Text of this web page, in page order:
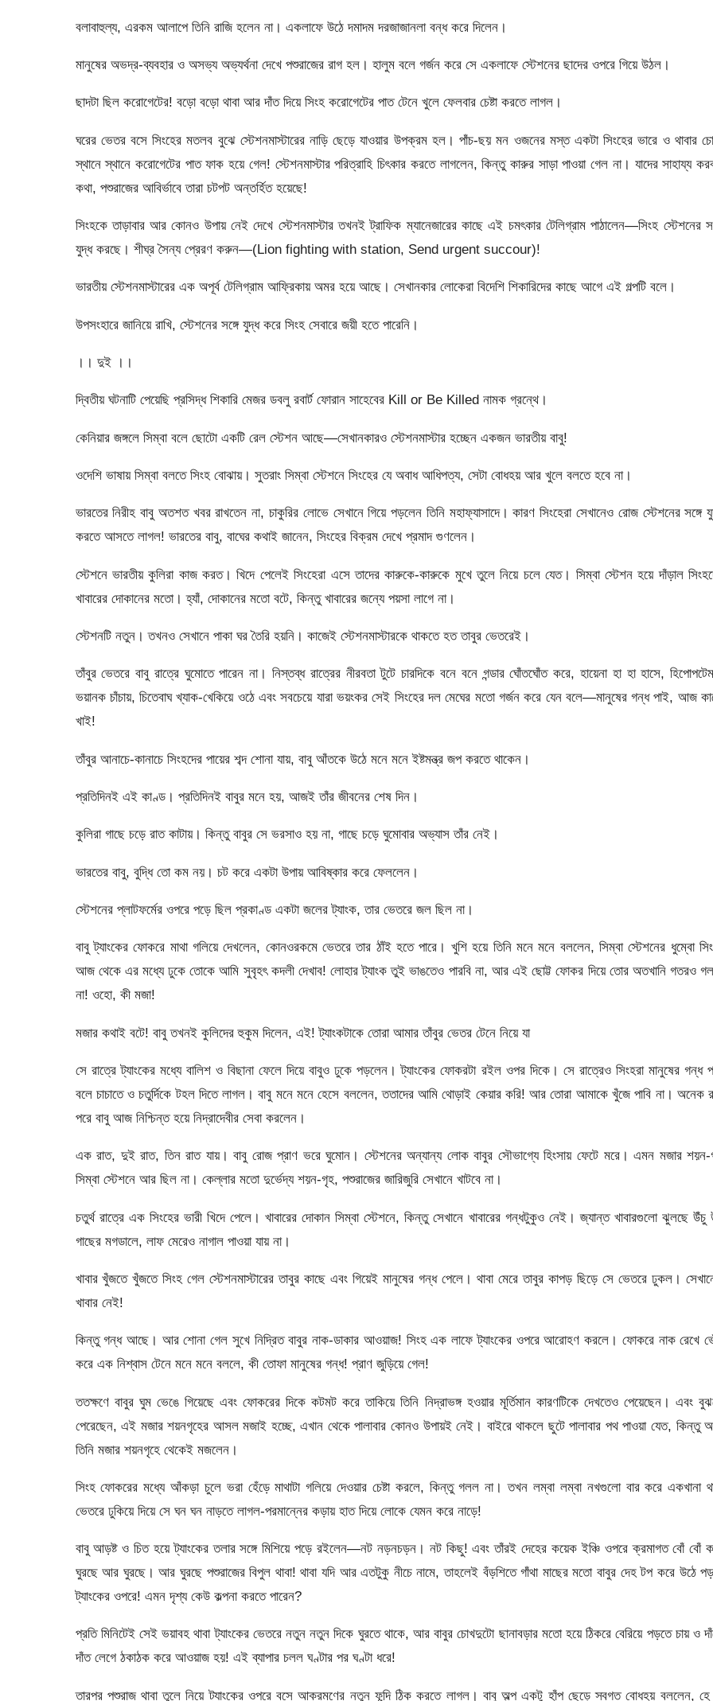
বলাবাহুল্য, এরকম আলাপে তিনি রাজি হলেন না। একলাফে উঠে দমাদম দরজাজানলা বন্ধ করে দিলেন।
মানুষের অভদ্র-ব্যবহার ও অসভ্য অভ্যর্থনা দেখে পশুরাজের রাগ হল। হালুম বলে গর্জন করে সে একলাফে স্টেশনের ছাদের ওপরে গিয়ে উঠল।
ছাদটা ছিল করোগেটের! বড়ো বড়ো থাবা আর দাঁত দিয়ে সিংহ করোগেটের পাত টেনে খুলে ফেলবার চেষ্টা করতে লাগল।
ঘরের ভেতর বসে সিংহের মতলব বুঝে স্টেশনমাস্টারের নাড়ি ছেড়ে যাওয়ার উপক্রম হল। পাঁচ-ছয় মন ওজনের মস্ত একটা সিংহের ভারে ও থাবার
স্থানে স্থানে করোগেটের পাত ফাক হয়ে গেল! স্টেশনমাস্টার পরিত্রাহি চিৎকার করতে লাগলেন, কিন্তু কারুর সাড়া পাওয়া গেল না। যাদের সাহায্য
কথা, পশুরাজের আবির্ভাবে তারা চটপট অন্তর্হিত হয়েছে!
সিংহকে তাড়াবার আর কোনও উপায় নেই দেখে স্টেশনমাস্টার তখনই ট্রাফিক ম্যানেজারের কাছে এই চমৎকার টেলিগ্রাম পাঠালেন—সিংহ স্টেশনের
যুদ্ধ করছে। শীঘ্র সৈন্য প্রেরণ করুন—(Lion fighting with station, Send urgent succour)!
ভারতীয় স্টেশনমাস্টারের এক অপূর্ব টেলিগ্রাম আফ্রিকায় অমর হয়ে আছে। সেখানকার লোকেরা বিদেশি শিকারিদের কাছে আগে এই গল্পটি বলে।
উপসংহারে জানিয়ে রাখি, স্টেশনের সঙ্গে যুদ্ধ করে সিংহ সেবারে জয়ী হতে পারেনি।
।। দুই ।।
দ্বিতীয় ঘটনাটি পেয়েছি প্রসিদ্ধ শিকারি মেজর ডবলু রবার্ট ফোরান সাহেবের Kill or Be Killed নামক গ্রন্থে।
কেনিয়ার জঙ্গলে সিম্বা বলে ছোটো একটি রেল স্টেশন আছে—সেখানকারও স্টেশনমাস্টার হচ্ছেন একজন ভারতীয় বাবু!
ওদেশি ভাষায় সিম্বা বলতে সিংহ বোঝায়। সুতরাং সিম্বা স্টেশনে সিংহের যে অবাধ আধিপত্য, সেটা বোধহয় আর খুলে বলতে হবে না।
ভারতের নিরীহ বাবু অতশত খবর রাখতেন না, চাকুরির লোভে সেখানে গিয়ে পড়লেন তিনি মহাফ্যাসাদে। কারণ সিংহেরা সেখানেও রোজ স্টেশনের সঙ্গে
করতে আসতে লাগল! ভারতের বাবু, বাঘের কথাই জানেন, সিংহের বিক্রম দেখে প্রমাদ গুণলেন।
স্টেশনে ভারতীয় কুলিরা কাজ করত। খিদে পেলেই সিংহেরা এসে তাদের কারুকে-কারুকে মুখে তুলে নিয়ে চলে যেত। সিম্বা স্টেশন হয়ে দাঁড়াল
খাবারের দোকানের মতো। হ্যাঁ, দোকানের মতো বটে, কিন্তু খাবারের জন্যে পয়সা লাগে না।
স্টেশনটি নতুন। তখনও সেখানে পাকা ঘর তৈরি হয়নি। কাজেই স্টেশনমাস্টারকে থাকতে হত তাবুর ভেতরেই।
তাঁবুর ভেতরে বাবু রাত্রে ঘুমোতে পারেন না। নিস্তব্ধ রাত্রের নীরবতা টুটে চারদিকে বনে বনে গন্ডার ঘোঁতঘোঁত করে, হায়েনা হা হা হাসে,
ভয়ানক চাঁচায়, চিতেবাঘ খ্যাক-খেকিয়ে ওঠে এবং সবচেয়ে যারা ভয়ংকর সেই সিংহের দল মেঘের মতো গর্জন করে যেন বলে—মানুষের গন্ধ পাই, আজ
খাই!
তাঁবুর আনাচে-কানাচে সিংহদের পায়ের শব্দ শোনা যায়, বাবু আঁতকে উঠে মনে মনে ইষ্টমন্ত্র জপ করতে থাকেন।
প্রতিদিনই এই কাণ্ড। প্রতিদিনই বাবুর মনে হয়, আজই তাঁর জীবনের শেষ দিন।
কুলিরা গাছে চড়ে রাত কাটায়। কিন্তু বাবুর সে ভরসাও হয় না, গাছে চড়ে ঘুমোবার অভ্যাস তাঁর নেই।
ভারতের বাবু, বুদ্ধি তো কম নয়। চট করে একটা উপায় আবিষ্কার করে ফেললেন।
স্টেশনের প্লাটফর্মের ওপরে পড়ে ছিল প্রকাণ্ড একটা জলের ট্যাংক, তার ভেতরে জল ছিল না।
বাবু ট্যাংকের ফোকরে মাথা গলিয়ে দেখলেন, কোনওরকমে ভেতরে তার ঠাঁই হতে পারে। খুশি হয়ে তিনি মনে মনে বললেন, সিম্বা স্টেশনের ধুম্বো
আজ থেকে এর মধ্যে ঢুকে তোকে আমি সুবৃহৎ কদলী দেখাব! লোহার ট্যাংক তুই ভাঙতেও পারবি না, আর এই ছোট্ট ফোকর দিয়ে তোর অতখানি গতরও
না! ওহো, কী মজা!
মজার কথাই বটে! বাবু তখনই কুলিদের হুকুম দিলেন, এই! ট্যাংকটাকে তোরা আমার তাঁবুর ভেতর টেনে নিয়ে যা
সে রাত্রে ট্যাংকের মধ্যে বালিশ ও বিছানা ফেলে দিয়ে বাবুও ঢুকে পড়লেন। ট্যাংকের ফোকরটা রইল ওপর দিকে। সে রাত্রেও সিংহরা মানুষের গন্ধ
বলে চাচাতে ও চতুর্দিকে টহল দিতে লাগল। বাবু মনে মনে হেসে বললেন, ততাদের আমি থােড়াই কেয়ার করি! আর তোরা আমাকে খুঁজে পাবি না। অনেক
পরে বাবু আজ নিশ্চিন্ত হয়ে নিদ্রাদেবীর সেবা করলেন।
এক রাত, দুই রাত, তিন রাত যায়। বাবু রোজ প্রাণ ভরে ঘুমোন। স্টেশনের অন্যান্য লোক বাবুর সৌভাগ্যে হিংসায় ফেটে মরে। এমন মজার
সিম্বা স্টেশনে আর ছিল না। কেল্লার মতো দুর্ভেদ্য শয়ন-গৃহ, পশুরাজের জারিজুরি সেখানে খাটবে না।
চতুর্থ রাত্রে এক সিংহের ভারী খিদে পেলে। খাবারের দোকান সিম্বা স্টেশনে, কিন্তু সেখানে খাবারের গন্ধটুকুও নেই। জ্যান্ত খাবারগুলো ঝুলছে উঁচু
গাছের মগডালে, লাফ মেরেও নাগাল পাওয়া যায় না।
খাবার খুঁজতে খুঁজতে সিংহ গেল স্টেশনমাস্টারের তাবুর কাছে এবং গিয়েই মানুষের গন্ধ পেলে। থাবা মেরে তাবুর কাপড় ছিড়ে সে ভেতরে ঢুকল।
খাবার নেই!
কিন্তু গন্ধ আছে। আর শোনা গেল সুখে নিদ্রিত বাবুর নাক-ডাকার আওয়াজ! সিংহ এক লাফে ট্যাংকের ওপরে আরোহণ করলে। ফোকরে নাক রেখে
করে এক নিশ্বাস টেনে মনে মনে বললে, কী তোফা মানুষের গন্ধ! প্রাণ জুড়িয়ে গেল!
ততক্ষণে বাবুর ঘুম ভেঙে গিয়েছে এবং ফোকরের দিকে কটমট করে তাকিয়ে তিনি নিদ্রাভঙ্গ হওয়ার মূর্তিমান কারণটিকে দেখতেও পেয়েছেন। এবং
পেরেছেন, এই মজার শয়নগৃহের আসল মজাই হচ্ছে, এখান থেকে পালাবার কোনও উপায়ই নেই। বাইরে থাকলে ছুটে পালাবার পথ পাওয়া যেত, কিন্তু
তিনি মজার শয়নগৃহে থেকেই মজলেন।
সিংহ ফোকরের মধ্যে আঁকড়া চুলে ভরা হেঁড়ে মাথাটা গলিয়ে দেওয়ার চেষ্টা করলে, কিন্তু গলল না। তখন লম্বা লম্বা নখগুলো বার করে একখানা
ভেতরে ঢুকিয়ে দিয়ে সে ঘন ঘন নাড়তে লাগল-পরমান্নের কড়ায় হাত দিয়ে লোকে যেমন করে নাড়ে!
বাবু আড়ষ্ট ও চিত হয়ে ট্যাংকের তলার সঙ্গে মিশিয়ে পড়ে রইলেন—নট নড়নচড়ন। নট কিছু! এবং তাঁরই দেহের কয়েক ইঞ্চি ওপরে ক্রমাগত বোঁ বোঁ
ঘুরছে আর ঘুরছে। আর ঘুরছে পশুরাজের বিপুল থাবা! থাবা যদি আর এতটুকু নীচে নামে, তাহলেই বঁড়শিতে গাঁথা মাছের মতো বাবুর দেহ টপ করে উঠে
ট্যাংকের ওপরে! এমন দৃশ্য কেউ কল্পনা করতে পারেন?
প্রতি মিনিটেই সেই ভয়াবহ থাবা ট্যাংকের ভেতরে নতুন নতুন দিকে ঘুরতে থাকে, আর বাবুর চোখদুটো ছানাবড়ার মতো হয়ে ঠিকরে বেরিয়ে পড়তে চায় ও
দাঁত লেগে ঠকাঠক করে আওয়াজ হয়! এই ব্যাপার চলল ঘণ্টার পর ঘণ্টা ধরে!
তারপর পশুরাজ থাবা তুলে নিয়ে ট্যাংকের ওপরে বসে আক্রমণের নতুন ফন্দি ঠিক করতে লাগল। বাবু অল্প একটু হাঁপ ছেড়ে স্বগত বোধহয় বললেন, হে